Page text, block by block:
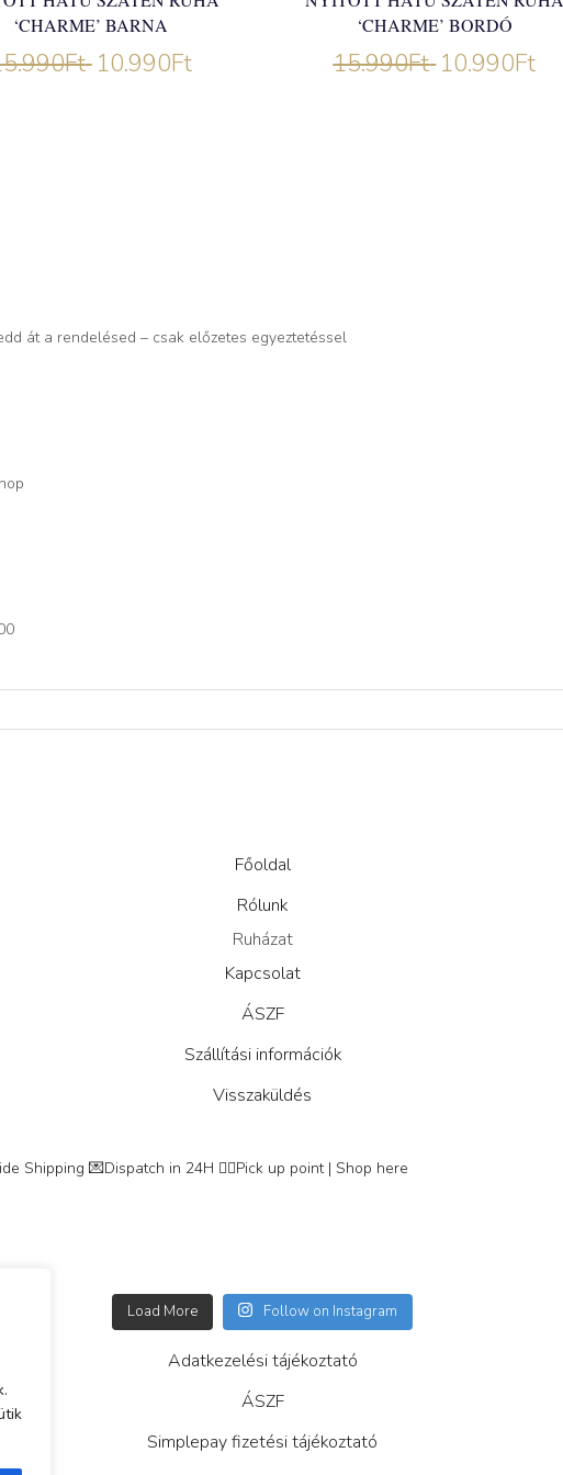
‘CHARME’ BARNA
Ft 10.990Ft
‘CHARME’ BORDÓ
15.990Ft 10.990Ft
át a rendelésed – csak előzetes egyeztetéssel
Főoldal
Rólunk
Ruházat
Kapcsolat
ÁSZF
Szállítási információk
Visszaküldés
Shipping 💌Dispatch in 24H 👇🏽Pick up point | Shop here
Load More Follow on Instagram
Adatkezelési tájékoztató
ÁSZF
Simplepay fizetési tájékoztató